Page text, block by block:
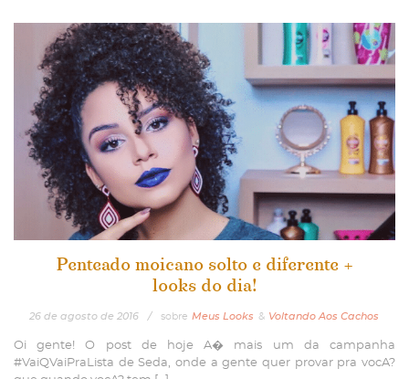
Penteado moicano solto e diferente +
looks do dia!
26 de agosto de 2016 / sobre Meus Looks & Voltando Aos Cachos
Oi gente! O post de hoje A� mais um da campanha
#VaiQVaiPraLista de Seda, onde a gente quer provar pra vocA?